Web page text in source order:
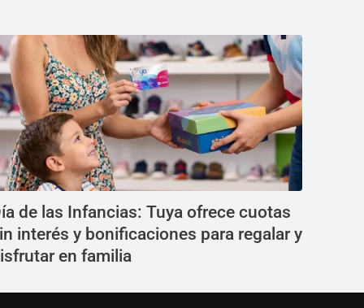
de las Infancias: Tuya ofrece cuotas
interés y bonificaciones para regalar y
en familia